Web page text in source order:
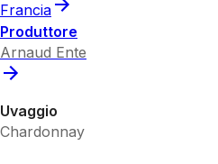
Francia
Produttore
Arnaud Ente
Uvaggio
Chardonnay